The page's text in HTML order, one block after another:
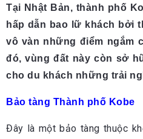
Tại Nhật Bản, thành phố
hấp dẫn bao lữ khách bởi
vô vàn những điểm ngắm
đó, vùng đất này còn sở
cho du khách những trải
Bảo tàng Thành phố Kobe
Đây là một bảo tàng thuộc